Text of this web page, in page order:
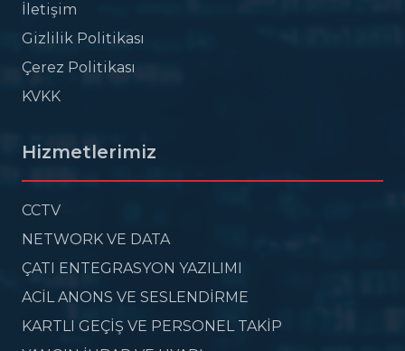
İletişim
Gizlilik Politikası
Çerez Politikası
KVKK
Hizmetlerimiz
CCTV
NETWORK VE DATA
ÇATI ENTEGRASYON YAZILIMI
ACİL ANONS VE SESLENDİRME
KARTLI GEÇİŞ VE PERSONEL TAKİP